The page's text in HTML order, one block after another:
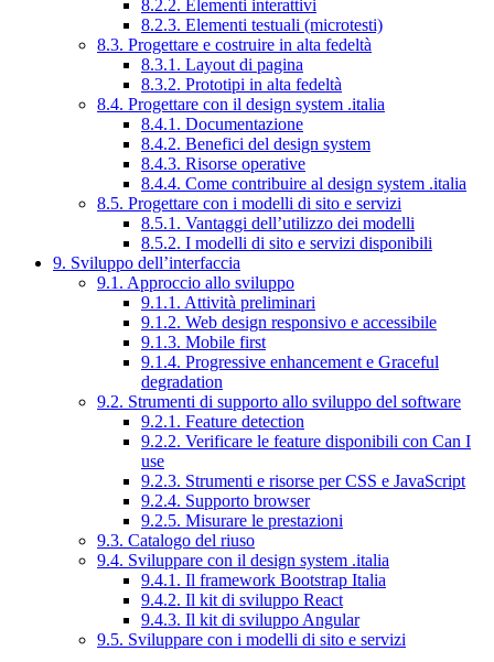
8.2.2. Elementi interattivi
8.2.3. Elementi testuali (microtesti)
8.3. Progettare e costruire in alta fedeltà
8.3.1. Layout di pagina
8.3.2. Prototipi in alta fedeltà
8.4. Progettare con il design system .italia
8.4.1. Documentazione
8.4.2. Benefici del design system
8.4.3. Risorse operative
8.4.4. Come contribuire al design system .italia
8.5. Progettare con i modelli di sito e servizi
8.5.1. Vantaggi dell’utilizzo dei modelli
8.5.2. I modelli di sito e servizi disponibili
9. Sviluppo dell’interfaccia
9.1. Approccio allo sviluppo
9.1.1. Attività preliminari
9.1.2. Web design responsivo e accessibile
9.1.3. Mobile first
9.1.4. Progressive enhancement e Graceful
degradation
9.2. Strumenti di supporto allo sviluppo del software
9.2.1. Feature detection
9.2.2. Verificare le feature disponibili con Can I
use
9.2.3. Strumenti e risorse per CSS e JavaScript
9.2.4. Supporto browser
9.2.5. Misurare le prestazioni
9.3. Catalogo del riuso
9.4. Sviluppare con il design system .italia
9.4.1. Il framework Bootstrap Italia
9.4.2. Il kit di sviluppo React
9.4.3. Il kit di sviluppo Angular
9.5. Sviluppare con i modelli di sito e servizi